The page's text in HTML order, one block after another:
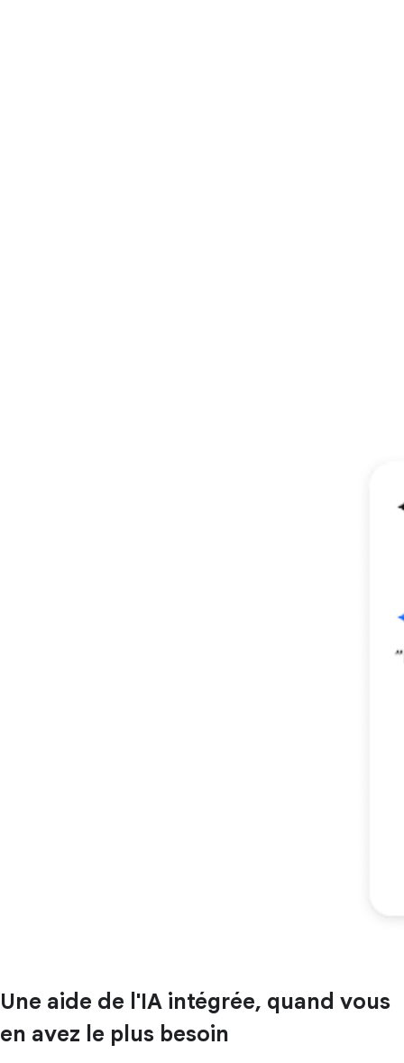
Une aide de l'IA intégrée, quand vous
en avez le plus besoin